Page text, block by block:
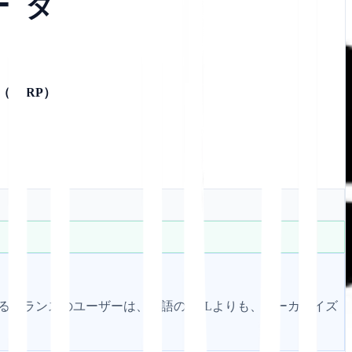
SERP）
フランスのユーザーは、英語のURLよりも、ローカライズ